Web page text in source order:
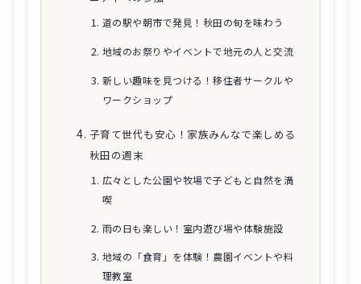
道の駅や朝市で発見！秋田の旬を味わう
地域のお祭りやイベントで地元の人と交流
新しい趣味を見つける！移住者サークルや
ワークショップ
子育て世代も安心！家族みんなで楽しめる
秋田の週末
広々とした公園や牧場で子どもと自然を満
喫
雨の日も楽しい！室内遊び場や体験施設
地域の「食育」を体験！農園イベントや料
理教室